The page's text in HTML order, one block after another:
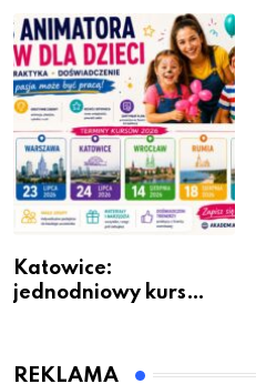
Katowice:
jednodniowy kurs
dzieci
REKLAMA